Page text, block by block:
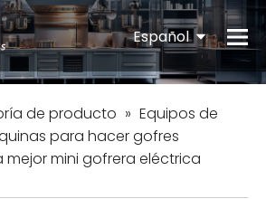
Español
English
de producto » Equipos de
para hacer gofres
mejor mini gofrera eléctrica